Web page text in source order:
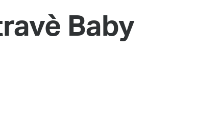
Portal
Baby